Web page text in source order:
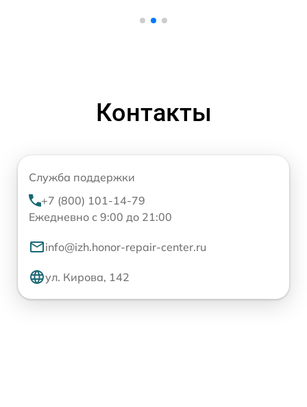
Контакты
Служба поддержки
+7 (800) 101-14-79
Ежедневно с 9:00 до 21:00
info@izh.honor-repair-center.ru
ул. Кирова, 142